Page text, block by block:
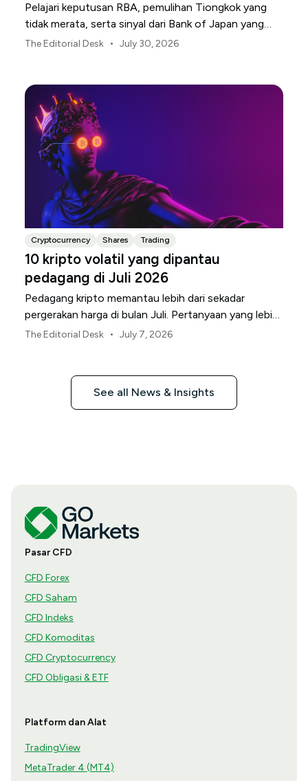
Pelajari keputusan RBA, pemulihan Tiongkok yang
tidak merata, serta sinyal dari Bank of Japan yang
membentuk pasar, mata uang, dan risiko regional
The Editorial Desk • July 30, 2026
Cryptocurrency Shares Trading
10 kripto volatil yang dipantau
pedagang di Juli 2026
Pedagang kripto memantau lebih dari sekadar
pergerakan harga di bulan Juli. Pertanyaan yang lebih
besar adalah di mana volatilitas sedang meningkat,
The Editorial Desk • July 7, 2026
See all News & Insights
Pasar CFD
CFD Forex
CFD Saham
CFD Indeks
CFD Komoditas
CFD Cryptocurrency
CFD Obligasi & ETF
Platform dan Alat
TradingView
MetaTrader 4 (MT4)